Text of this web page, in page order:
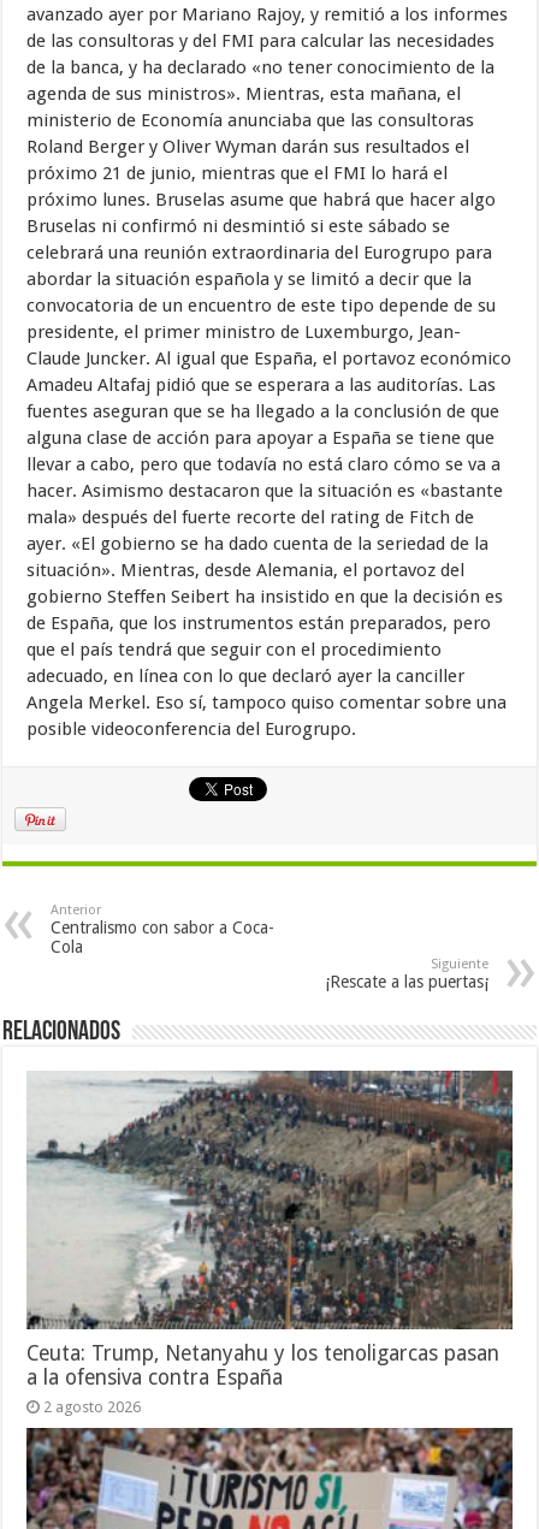
avanzado ayer por Mariano Rajoy, y remitió a los informes
de las consultoras y del FMI para calcular las necesidades
de la banca, y ha declarado «no tener conocimiento de la
agenda de sus ministros». Mientras, esta mañana, el
ministerio de Economía anunciaba que las consultoras
Roland Berger y Oliver Wyman darán sus resultados el
próximo 21 de junio, mientras que el FMI lo hará el
próximo lunes. Bruselas asume que habrá que hacer algo
Bruselas ni confirmó ni desmintió si este sábado se
celebrará una reunión extraordinaria del Eurogrupo para
abordar la situación española y se limitó a decir que la
convocatoria de un encuentro de este tipo depende de su
presidente, el primer ministro de Luxemburgo, Jean-
Claude Juncker. Al igual que España, el portavoz económico
Amadeu Altafaj pidió que se esperara a las auditorías. Las
fuentes aseguran que se ha llegado a la conclusión de que
alguna clase de acción para apoyar a España se tiene que
llevar a cabo, pero que todavía no está claro cómo se va a
hacer. Asimismo destacaron que la situación es «bastante
mala» después del fuerte recorte del rating de Fitch de
ayer. «El gobierno se ha dado cuenta de la seriedad de la
situación». Mientras, desde Alemania, el portavoz del
gobierno Steffen Seibert ha insistido en que la decisión es
de España, que los instrumentos están preparados, pero
que el país tendrá que seguir con el procedimiento
adecuado, en línea con lo que declaró ayer la canciller
Angela Merkel. Eso sí, tampoco quiso comentar sobre una
posible videoconferencia del Eurogrupo.
Anterior
Centralismo con sabor a Coca-
Cola
Siguiente
¡Rescate a las puertas¡
Relacionados
Ceuta: Trump, Netanyahu y los tenoligarcas pasan
a la ofensiva contra España
2 agosto 2026